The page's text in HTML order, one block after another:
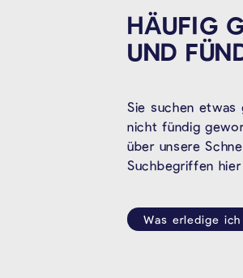
HÄUFIG
UND
Sie suchen
nicht fündig
über unsere
Suchbegriffen
Was erledige